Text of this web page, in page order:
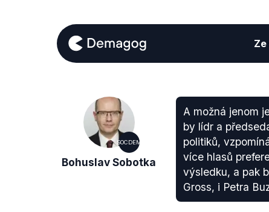
SOCDEM
Bohuslav Sobotka
A možná jenom
by lídr a
politiků,
více hlasů
výsledku, a pak
Gross, i Petra